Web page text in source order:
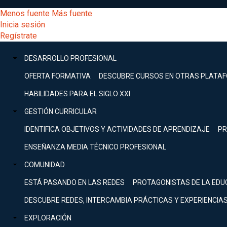
al
contenido
principal
[Educarchile
Escritorio]
Menú
entrar
mi
Menos fuente Más fuente
Inicia sesión
Regístrate
Menú
principal
DESARROLLO PROFESIONAL
OFERTA FORMATIVA DESCUBRE CURSOS EN OTRAS
HABILIDADES PARA EL SIGLO XXI
GESTIÓN CURRICULAR
IDENTIFICA OBJETIVOS Y ACTIVIDADES DE APRENDIZAJE
ENSEÑANZA MEDIA TÉCNICO PROFESIONAL
COMUNIDAD
ESTÁ PASANDO EN LAS REDES PROTAGONISTAS DE LA
DESCUBRE REDES, INTERCAMBIA PRÁCTICAS Y EXPERIENCIAS
EXPLORACIÓN
Buscar
Menú
principal
DESARROLLO
Expand
GESTIÓN
Expand
COMUNIDAD
Expand
EXPLORACIÓN
[Educarchile
Inicia